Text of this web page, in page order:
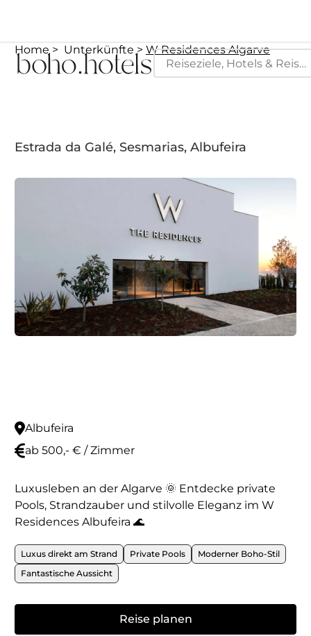
Home Unterkünfte W Residences Algarve
Estrada da Galé, Sesmarias, Albufeira
Albufeira
ab 500,- € / Zimmer
Luxusleben an der Algarve 🌞 Entdecke private
Pools, Strandzauber und stilvolle Eleganz im W
Residences Albufeira 🌊
Luxus direkt am Strand Private Pools
Moderner Boho-Stil
Fantastische Aussicht
Reise planen